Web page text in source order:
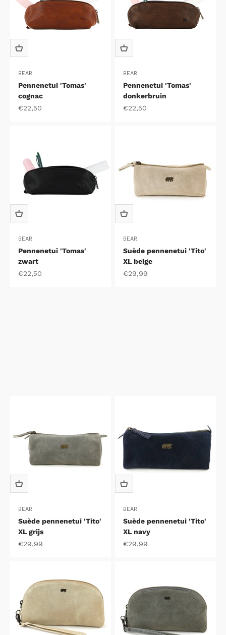
BEAR
Pennenetui 'Tomas'
cognac
Aanbiedingsprijs
€22,50
BEAR
Pennenetui 'Tomas'
donkerbruin
Aanbiedingsprijs
€22,50
BEAR
Pennenetui 'Tomas'
zwart
Aanbiedingsprijs
€22,50
BEAR
Suède pennenetui 'Tito'
XL beige
Aanbiedingsprijs
€29,99
BEAR
Suède pennenetui 'Tito'
XL grijs
Aanbiedingsprijs
€29,99
BEAR
Suède pennenetui 'Tito'
XL navy
Aanbiedingsprijs
€29,99